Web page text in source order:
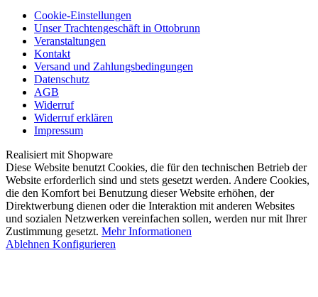
Cookie-Einstellungen
Unser Trachtengeschäft in Ottobrunn
Veranstaltungen
Kontakt
Versand und Zahlungsbedingungen
Datenschutz
AGB
Widerruf
Widerruf erklären
Impressum
Realisiert mit Shopware
Diese Website benutzt Cookies, die für den technischen Betrieb der
Website erforderlich sind und stets gesetzt werden. Andere Cookies,
die den Komfort bei Benutzung dieser Website erhöhen, der
Direktwerbung dienen oder die Interaktion mit anderen Websites
und sozialen Netzwerken vereinfachen sollen, werden nur mit Ihrer
Zustimmung gesetzt. Mehr Informationen
Ablehnen Konfigurieren